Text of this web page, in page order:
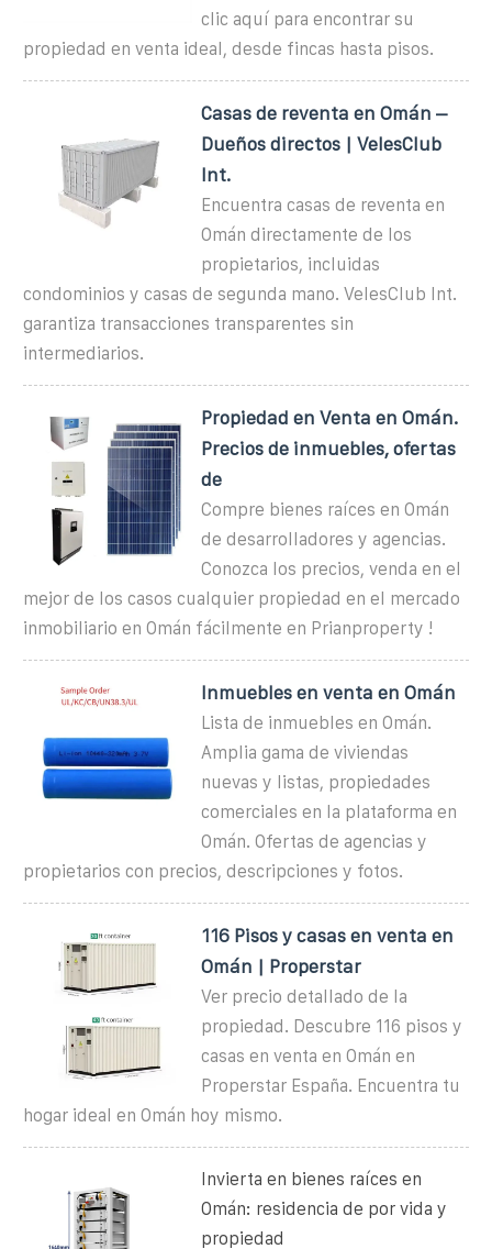
clic aquí para encontrar su
propiedad en venta ideal, desde fincas hasta pisos.
Casas de reventa en Omán –
Dueños directos | VelesClub
Int.
Encuentra casas de reventa en
Omán directamente de los
propietarios, incluidas
condominios y casas de segunda mano. VelesClub Int.
garantiza transacciones transparentes sin
intermediarios.
Propiedad en Venta en Omán.
Precios de inmuebles, ofertas
de
Compre bienes raíces en Omán
de desarrolladores y agencias.
Conozca los precios, venda en el
mejor de los casos cualquier propiedad en el mercado
inmobiliario en Omán fácilmente en Prianproperty !
Inmuebles en venta en Omán
Lista de inmuebles en Omán.
Amplia gama de viviendas
nuevas y listas, propiedades
comerciales en la plataforma en
Omán. Ofertas de agencias y
propietarios con precios, descripciones y fotos.
116 Pisos y casas en venta en
Omán | Properstar
Ver precio detallado de la
propiedad. Descubre 116 pisos y
casas en venta en Omán en
Properstar España. Encuentra tu
hogar ideal en Omán hoy mismo.
Invierta en bienes raíces en
Omán: residencia de por vida y
propiedad